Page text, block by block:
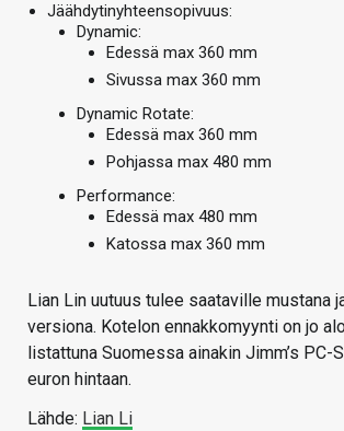
Jäähdytinyhteensopivuus:
Dynamic:
Edessä max 360 mm
Sivussa max 360 mm
Dynamic Rotate:
Edessä max 360 mm
Pohjassa max 480 mm
Performance:
Edessä max 480 mm
Katossa max 360 mm
Lian Lin uutuus tulee saataville mustana
versiona. Kotelon ennakkomyynti on jo
listattuna Suomessa ainakin Jimm’s PC-
euron hintaan.
Lähde: Lian Li